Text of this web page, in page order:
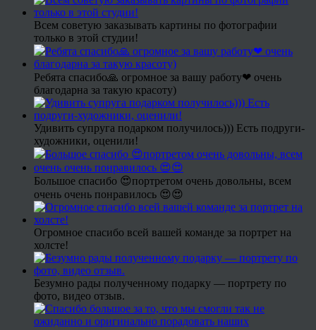
Всем советую заказывать картины по фотографии
только в этой студии!
Ребята спасибо🙏 огромное за вашу работу❤ очень
благодарна за такую красоту)
Удивить супруга подарком получилось))) Есть подруги-
художники, оценили!
Большое спасибо 😍портретом очень довольны, всем
очень очень понравилось 😍😍
Огромное спасибо всей вашей команде за портрет на
холсте!
Безумно рады полученному подарку — портрету по
фото, видео отзыв.